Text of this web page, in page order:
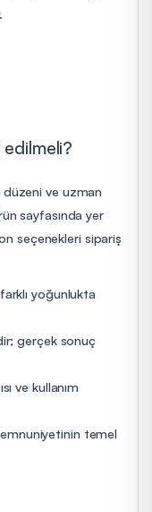
düzeni ve uzman
sayfasında yer
seçenekleri sipariş
yoğunlukta
gerçek sonuç
ve kullanım
temel